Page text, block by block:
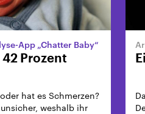
App „Chatter Baby“
42 Prozent
hat es Schmerzen?
weshalb ihr